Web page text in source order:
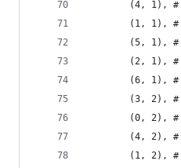
(4, 1), #
(1, 1), #
(5, 1), #
(2, 1), #
(6, 1), #
(3, 2), #
(0, 2), #
(4, 2), #
(1, 2), #